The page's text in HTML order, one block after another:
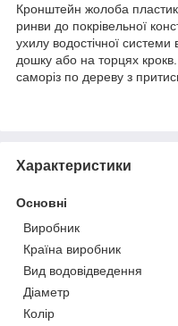
Кронштейн жолоба
ринви до покрівельної
ухилу водостічної
дошку або на торцях
саморіз по дереву з
Характеристики
Основні
Виробник
Країна виробник
Вид водовідведення
Діаметр
Колір